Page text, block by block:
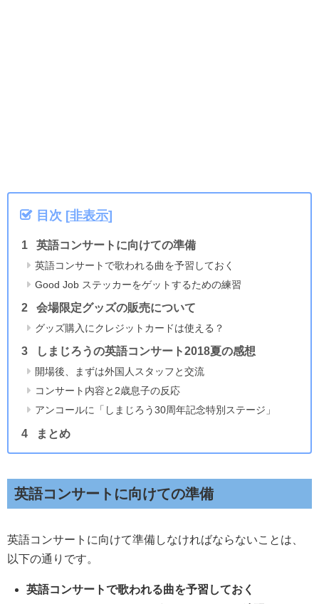
目次 [非表示]
英語コンサートに向けての準備
英語コンサートで歌われる曲を予習しておく
Good Job ステッカーをゲットするための練習
会場限定グッズの販売について
グッズ購入にクレジットカードは使える？
しまじろうの英語コンサート2018夏の感想
開場後、まずは外国人スタッフと交流
コンサート内容と2歳息子の反応
アンコールに「しまじろう30周年記念特別ステージ」
まとめ
英語コンサートに向けての準備
英語コンサートに向けて準備しなければならないことは、
以下の通りです。
英語コンサートで歌われる曲を予習しておく